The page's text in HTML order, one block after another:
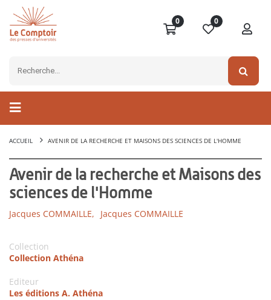
0 0
ACCUEIL AVENIR DE LA RECHERCHE ET MAISONS DES SCIENCES DE L'HOMME
Avenir de la recherche et Maisons des
sciences de l'Homme
Jacques COMMAILLE, Jacques COMMAILLE
Collection
Collection Athéna
Editeur
Les éditions A. Athéna